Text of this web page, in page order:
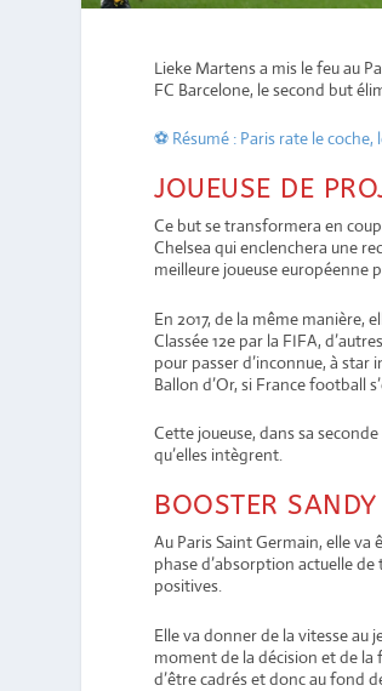
Lieke Martens a mis le feu au
FC Barcelone, le second but
⚽ Résumé : Paris rate le
JOUEUSE DE
Ce but se transformera en
Chelsea qui enclenchera une
meilleure joueuse européenne
En 2017, de la même manière,
Classée 12e par la FIFA,
pour passer d’inconnue, à
Ballon d’Or, si France football
Cette joueuse, dans sa
qu’elles intègrent.
BOOSTER
Au Paris Saint Germain, elle
phase d’absorption actuelle
positives.
Elle va donner de la vitesse au
moment de la décision et de la
d’être cadrés et donc au fond